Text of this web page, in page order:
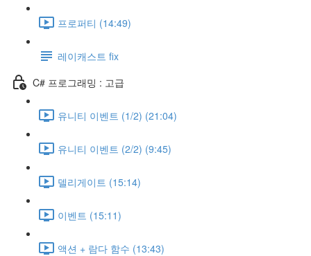
프로퍼티 (14:49)
레이캐스트 fix
C# 프로그래밍 : 고급
유니티 이벤트 (1/2) (21:04)
유니티 이벤트 (2/2) (9:45)
델리게이트 (15:14)
이벤트 (15:11)
액션 + 람다 함수 (13:43)